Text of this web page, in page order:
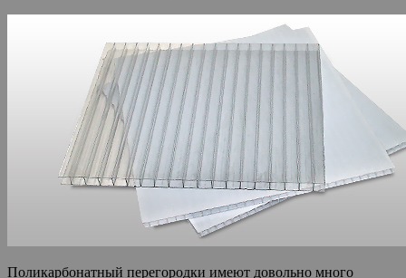
Поликарбонатный перегородки имеют довольно много